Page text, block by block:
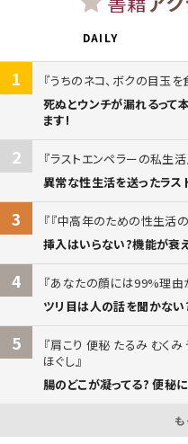
DAILY
1
うちのネコ、ボクの目玉を
死ぬとウンチが漏れるって
ます!
2
ラストエンペラーの私生活
異常な性生活を送ったラス
3
『中高年のための性生活
挿入はいらない?機能が衰
4
あなたの顔には99%理由
ツリ目は人の話を聞かない
5
肩こり 便秘 たるみ むくみ
ほぐし
腸のどこが凝ってる? 便秘に